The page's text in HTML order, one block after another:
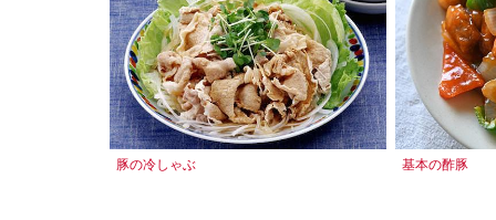
豚の冷しゃぶ 基本の酢豚